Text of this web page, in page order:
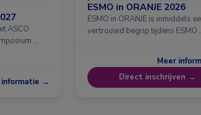
ASCO
…
informatie →
ESMO in ORANJE 2026
ESMO in ORANJE is inmiddels
vertrouwd begrip tijdens ESMO
Meer
Direct inschrijven →